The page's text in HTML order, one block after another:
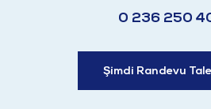
0 236 250
Şimdi Randevu